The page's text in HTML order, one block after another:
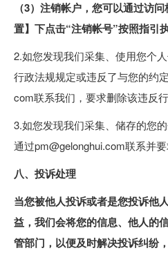
（3）注销帐户，您可以通过访
置】下点击“注销帐号”按照指引
2.如您发现我们采集、使用您个
行政法规规定或违反了与您的约
com联系我们，要求删除该违反
3.如您发现我们采集、储存的您
通过pm@gelonghui.com联系并要
八、投诉处理
当您被他人投诉或者是您投诉他
益，我们会将您的信息、他人的
管部门，以便及时解决投诉纠纷